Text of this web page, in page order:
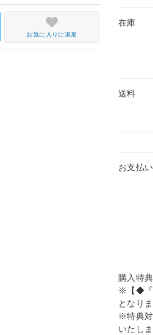
在庫
送料
お支払
購入特
※【◆『
となりま
※特典
いたしま
お気に入りに追加